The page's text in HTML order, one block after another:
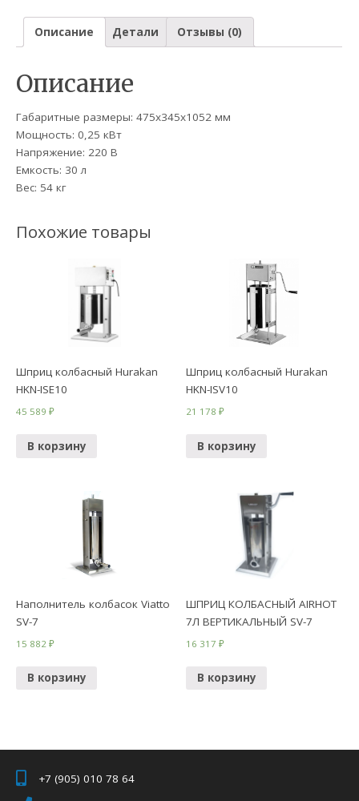
Описание Детали Отзывы (0)
Описание
Габаритные размеры: 475x345x1052 мм
Мощность: 0,25 кВт
Напряжение: 220 В
Емкость: 30 л
Вес: 54 кг
Похожие товары
Шприц колбасный Hurakan
HKN-ISE10
45 589₽
В корзину
Шприц колбасный Hurakan
HKN-ISV10
21 178₽
В корзину
Наполнитель колбасок Viatto
SV-7
15 882₽
В корзину
ШПРИЦ КОЛБАСНЫЙ AIRHOT
7Л ВЕРТИКАЛЬНЫЙ SV-7
16 317₽
В корзину
+7 (905) 010 78 64